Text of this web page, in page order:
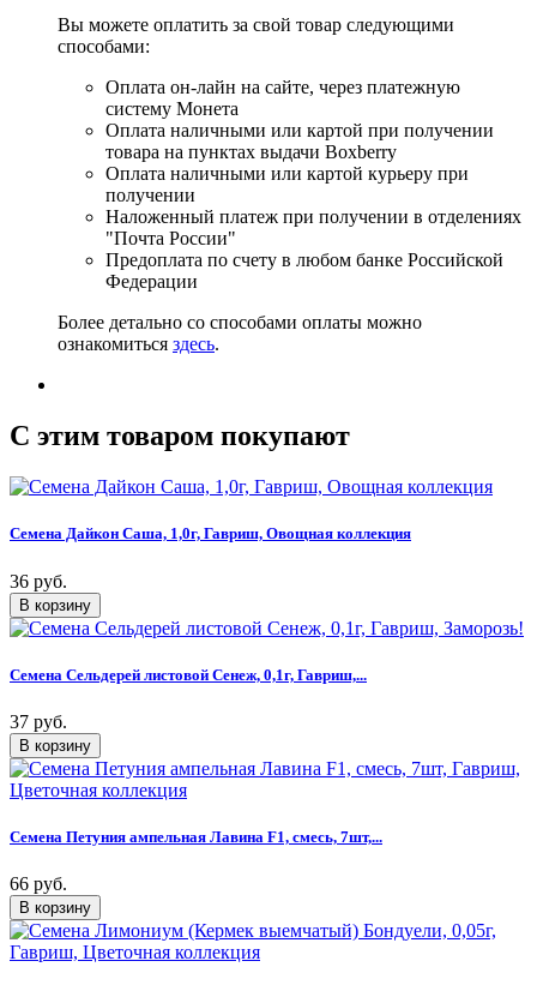
Вы можете оплатить за свой товар следующими
способами:
Оплата он-лайн на сайте, через платежную
систему Монета
Оплата наличными или картой при получении
товара на пунктах выдачи Boxberry
Оплата наличными или картой курьеру при
получении
Наложенный платеж при получении в отделениях
"Почта России"
Предоплата по счету в любом банке Российской
Федерации
Более детально со способами оплаты можно
ознакомиться здесь.
C этим товаром покупают
Семена Дайкон Саша, 1,0г, Гавриш, Овощная коллекция
36 руб.
Семена Сельдерей листовой Сенеж, 0,1г, Гавриш,...
37 руб.
Семена Петуния ампельная Лавина F1, смесь, 7шт,...
66 руб.